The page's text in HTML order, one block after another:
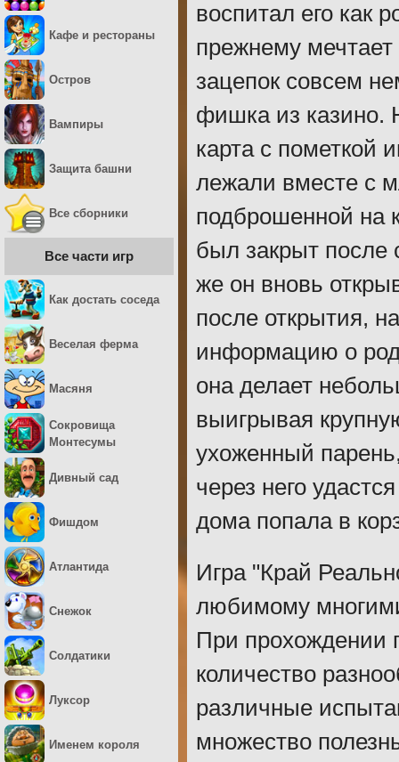
воспитал его как
прежнему
зацепок совсем
фишка из казино.
карта с пометкой
лежали вместе с
подброшенной на
был закрыт после
же он вновь
после открытия,
информацию о
она делает
выигрывая
ухоженный
через него
дома попала в
Игра "Край
любимому
При прохождении
количество
различные
множество
Кафе и рестораны
Остров
Вампиры
Защита башни
Все сборники
Все части игр
Как достать соседа
Веселая ферма
Масяня
Сокровища
Монтесумы
Дивный сад
Фишдом
Атлантида
Снежок
Солдатики
Луксор
Именем короля